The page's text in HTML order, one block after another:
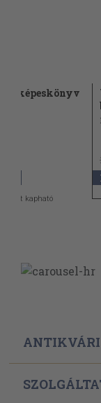
képeskönyv
pont kapható